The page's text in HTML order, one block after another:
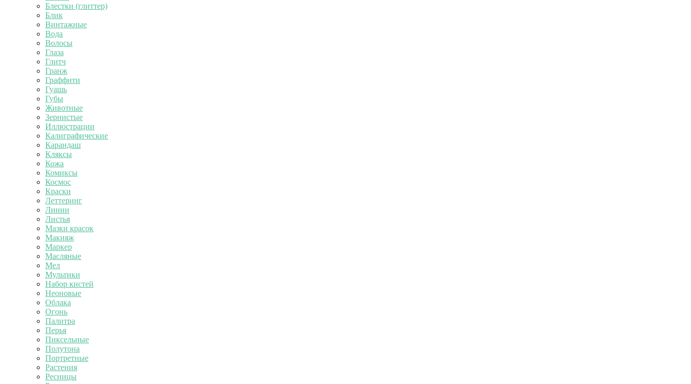
Блестки (глиттер)
Блик
Винтажные
Вода
Волосы
Глаза
Глитч
Гранж
Граффити
Гуашь
Губы
Животные
Зернистые
Иллюстрации
Калиграфические
Карандаш
Кляксы
Кожа
Комиксы
Космос
Краски
Леттеринг
Линии
Листья
Мазки красок
Макияж
Маркер
Масляные
Мел
Мультики
Набор кистей
Неоновые
Облака
Огонь
Палитра
Перья
Пиксельные
Полутона
Портретные
Растения
Ресницы